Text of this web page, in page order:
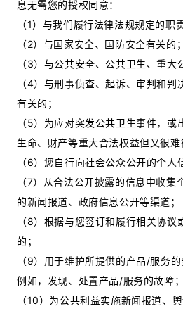
息无需您的授权同意：
（1）与我们履行法律法规规定的职
（2）与国家安全、国防安全有关的；
（3）与公共安全、公共卫生、重大
（4）与刑事侦查、起诉、审判和
有关的；
（5）为应对突发公共卫生事件，
生命、财产等重大合法权益但又很难
（6）您自行向社会公众公开的个人
（7）从合法公开披露的信息中收
的新闻报道、政府信息公开等渠道；
（8）根据与您签订和履行相关协议
的；
（9）用于维护所提供的产品/服务
例如，发现、处置产品/服务的故障；
（10）为公共利益实施新闻报道、